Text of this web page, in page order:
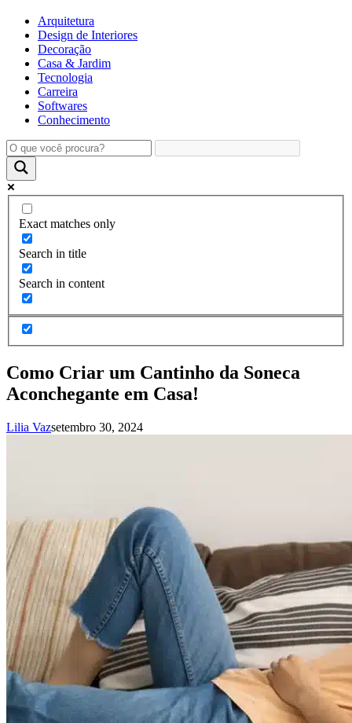
Arquitetura
Design de Interiores
Decoração
Casa & Jardim
Tecnologia
Carreira
Softwares
Conhecimento
Exact matches only
Search in title
Search in content
Como Criar um Cantinho da Soneca
Aconchegante em Casa!
Lilia Vazsetembro 30, 2024